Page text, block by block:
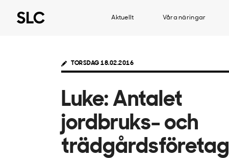
Aktuellt Våra näringar
TORSDAG 18.02.2016
Luke: Antalet
jordbruks- och
trädgårdsföretag